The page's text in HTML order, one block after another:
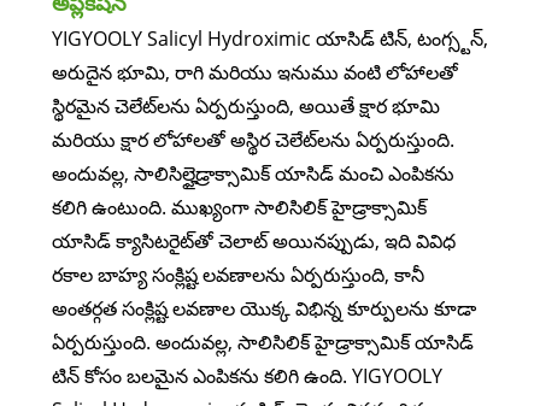
YIGYOOLY Salicyl Hydroximic యాసిడ్ టిన్, టంగ్స్టన్,
అరుదైన భూమి, రాగి మరియు ఇనుము వంటి లోహాలతో
స్థిరమైన చెలేట్‌లను ఏర్పరుస్తుంది, అయితే క్షార భూమి
మరియు క్షార లోహాలతో అస్థిర చెలేట్‌లను ఏర్పరుస్తుంది.
అందువల్ల, సాలిసిల్హైడ్రాక్సామిక్ యాసిడ్ మంచి ఎంపికను
కలిగి ఉంటుంది. ముఖ్యంగా సాలిసిలిక్ హైడ్రాక్సామిక్
యాసిడ్ క్యాసిటరైట్‌తో చెలాట్ అయినప్పుడు, ఇది వివిధ
రకాల బాహ్య సంక్లిష్ట లవణాలను ఏర్పరుస్తుంది, కానీ
అంతర్గత సంక్లిష్ట లవణాల యొక్క విభిన్న కూర్పులను కూడా
ఏర్పరుస్తుంది. అందువల్ల, సాలిసిలిక్ హైడ్రాక్సామిక్ యాసిడ్
టిన్ కోసం బలమైన ఎంపికను కలిగి ఉంది. YIGYOOLY